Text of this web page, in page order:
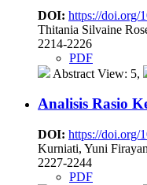
DOI: https://doi.org/
Thitania Silvaine
2214-2226
PDF
Abstract View: 5,
Analisis Rasio
DOI: https://doi.org/
Kurniati, Yuni
2227-2244
PDF